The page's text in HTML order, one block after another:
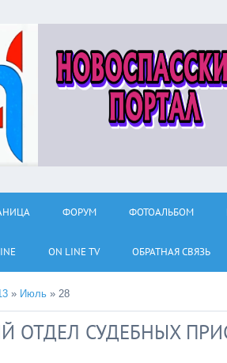
ФОРУМ ФОТОАЛЬБОМ
ON LINE TV ОБРАТНАЯ СВЯЗЬ
» Июль » 28
ОТДЕЛ СУДЕБНЫХ